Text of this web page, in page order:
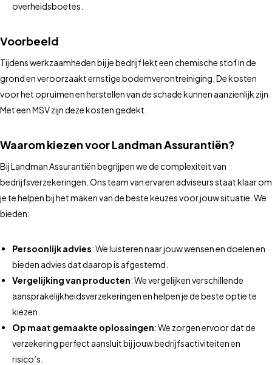
overheidsboetes.
Voorbeeld
Tijdens werkzaamheden bij je bedrijf lekt een chemische stof in de
grond en veroorzaakt ernstige bodemverontreiniging. De kosten
voor het opruimen en herstellen van de schade kunnen aanzienlijk zijn.
Met een MSV zijn deze kosten gedekt.
Waarom kiezen voor Landman Assurantiën?
Bij Landman Assurantiën begrijpen we de complexiteit van
bedrijfsverzekeringen. Ons team van ervaren adviseurs staat klaar om
je te helpen bij het maken van de beste keuzes voor jouw situatie. We
bieden:
Persoonlijk advies: We luisteren naar jouw wensen en doelen en
bieden advies dat daarop is afgestemd.
Vergelijking van producten: We vergelijken verschillende
aansprakelijkheidsverzekeringen en helpen je de beste optie te
kiezen.
Op maat gemaakte oplossingen: We zorgen ervoor dat de
verzekering perfect aansluit bij jouw bedrijfsactiviteiten en
risico’s.